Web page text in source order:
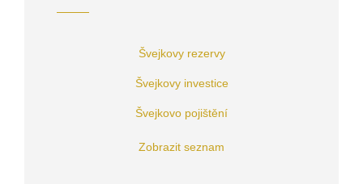
Švejkovy rezervy
Švejkovy investice
Švejkovo pojištění
Zobrazit seznam